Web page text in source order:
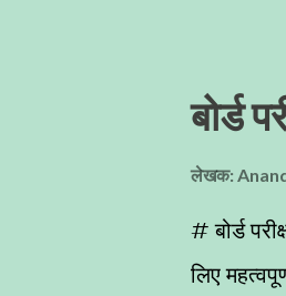
पेड़ों पर
पक्षियों
समूह में
होती है ।
है। इनका
बोर्ड
लेखक:
# बोर्ड
लिए